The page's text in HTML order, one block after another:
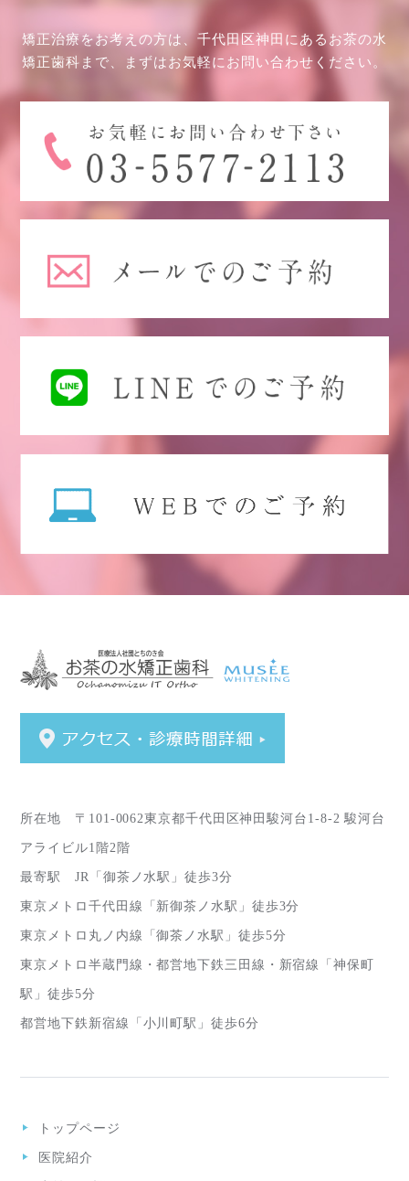
矯正治療をお考えの方は、千代田区神田にあるお茶の水
矯正歯科まで、まずはお気軽にお問い合わせください。
所在地 〒101-0062東京都千代田区神田駿河台1-8-2 駿河台
アライビル1階2階
最寄駅 JR「御茶ノ水駅」徒歩3分
東京メトロ千代田線「新御茶ノ水駅」徒歩3分
東京メトロ丸ノ内線「御茶ノ水駅」徒歩5分
東京メトロ半蔵門線・都営地下鉄三田線・新宿線「神保町
駅」徒歩5分
都営地下鉄新宿線「小川町駅」徒歩6分
トップページ
医院紹介